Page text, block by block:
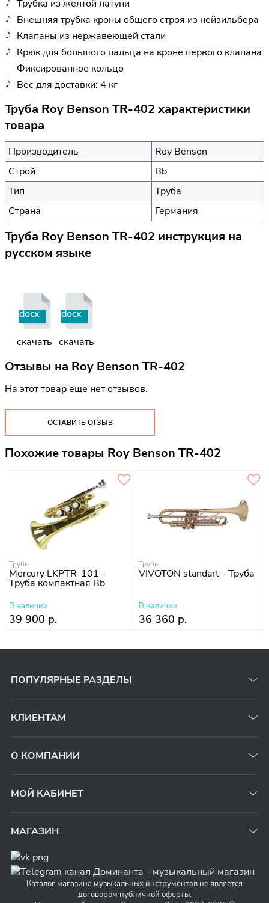
Трубка из желтой латуни
Внешняя трубка кроны общего строя из нейзильбера
Клапаны из нержавеющей стали
Крюк для большого пальца на кроне первого клапана.
Фиксированное кольцо
Вес для доставки: 4 кг
Труба Roy Benson TR-402 характеристики
товара
Производитель
Roy Benson
Строй
Bb
Тип
Труба
Страна
Германия
Труба Roy Benson TR-402 инструкция на
русском языке
docx
скачать
docx
скачать
Отзывы на Roy Benson TR-402
На этот товар еще нет отзывов.
ОСТАВИТЬ ОТЗЫВ
Похожие товары Roy Benson TR-402
Трубы
Mercury LKPTR-101 -
Труба компактная Bb
В наличии
39 900 р.
Трубы
VIVOTON standart - Труба
В наличии
36 360 р.
ПОПУЛЯРНЫЕ РАЗДЕЛЫ
КЛИЕНТАМ
О КОМПАНИИ
МОЙ КАБИНЕТ
МАГАЗИН
Каталог магазина музыкальных инструментов не является
договором публичной оферты.